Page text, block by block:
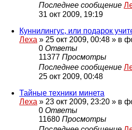
Последнее сообщение
31 окт 2009, 19:19
Куннилингус, или подарок
Леха » 25 окт 2009, 00:48 » в
0 Ответы
11377 Просмотры
Последнее сообщение
25 окт 2009, 00:48
Тайные техники минета
Леха » 23 окт 2009, 23:20 » в
0 Ответы
11680 Просмотры